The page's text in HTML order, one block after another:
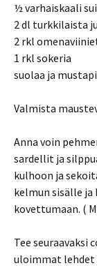
½ varhaiskaali
2 dl turkkilaista
2 rkl
1 rkl sokeria
suolaa ja
Valmista
Anna voin
sardellit ja
kulhoon ja
kelmun sisälle
kovettumaan. (
Tee seuraavaksi
uloimmat lehdet